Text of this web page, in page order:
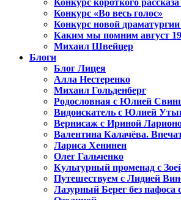
Конкурс короткого
Конкурс «Во весь голос»
Конкурс новой
Каким мы помним август
Михаил Швейцер
Блоги
Блог Лицея
Алла Нестеренко
Михаил Гольденберг
Родословная с Юлией
Видоискатель с Юлией
Вернисаж с Ириной
Валентина Калачёва.
Лариса Хенинен
Олег Гальченко
Культурный променад с
Путешествуем с Лидией
Лазурный Берег без пафоса